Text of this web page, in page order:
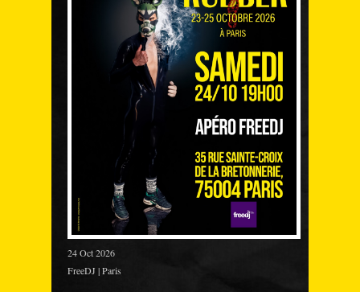
24 Oct 2026
FreeDJ | Paris